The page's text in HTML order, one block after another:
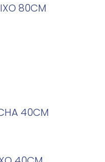
80CM
40CM